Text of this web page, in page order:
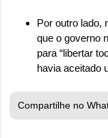
Por outro lado,
que o governo
para “libertar
havia aceitado
Compartilhe no